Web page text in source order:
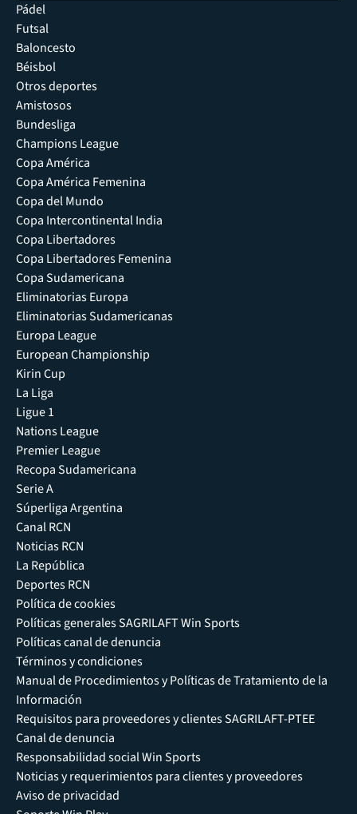
Pádel
Futsal
Baloncesto
Béisbol
Otros deportes
Amistosos
Bundesliga
Champions League
Copa América
Copa América Femenina
Copa del Mundo
Copa Intercontinental India
Copa Libertadores
Copa Libertadores Femenina
Copa Sudamericana
Eliminatorias Europa
Eliminatorias Sudamericanas
Europa League
European Championship
Kirin Cup
La Liga
Ligue 1
Nations League
Premier League
Recopa Sudamericana
Serie A
Súperliga Argentina
Canal RCN
Noticias RCN
La República
Deportes RCN
Política de cookies
Políticas generales SAGRILAFT Win Sports
Políticas canal de denuncia
Términos y condiciones
Manual de Procedimientos y Políticas de Tratamiento de la
Información
Requisitos para proveedores y clientes SAGRILAFT-PTEE
Canal de denuncia
Responsabilidad social Win Sports
Noticias y requerimientos para clientes y proveedores
Aviso de privacidad